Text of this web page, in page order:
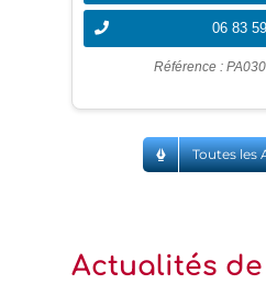
06 83
Référence :
Toutes les
Actualités